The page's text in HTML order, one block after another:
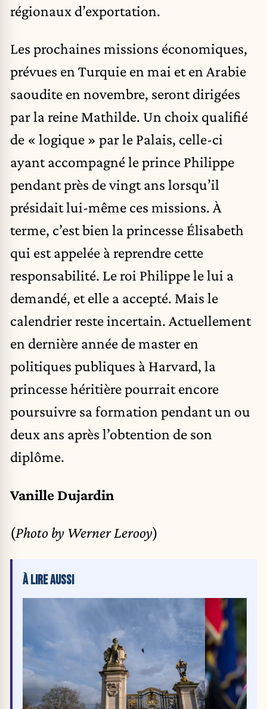
régionaux d’exportation.
Les prochaines missions économiques,
prévues en Turquie en mai et en Arabie
saoudite en novembre, seront dirigées
par la reine Mathilde. Un choix qualifié
de « logique » par le Palais, celle-ci
ayant accompagné le prince Philippe
pendant près de vingt ans lorsqu’il
présidait lui-même ces missions. À
terme, c’est bien la princesse Élisabeth
qui est appelée à reprendre cette
responsabilité. Le roi Philippe le lui a
demandé, et elle a accepté. Mais le
calendrier reste incertain. Actuellement
en dernière année de master en
politiques publiques à Harvard, la
princesse héritière pourrait encore
poursuivre sa formation pendant un ou
deux ans après l’obtention de son
diplôme.
Vanille Dujardin
(Photo by Werner Lerooy)
À LIRE AUSSI